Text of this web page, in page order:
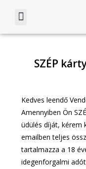
SZÉP
Kedves leendő
Amennyiben Ön
üdülés díját, kérem
emailben teljes
tartalmazza a 18
idegenforgalmi